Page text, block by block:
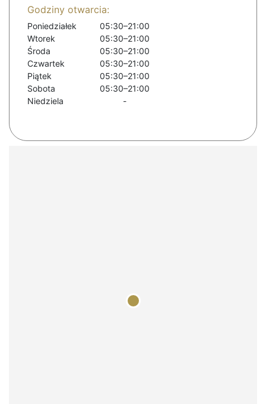
Godziny otwarcia:
Poniedziałek
05:30–21:00
Wtorek
05:30–21:00
Środa
05:30–21:00
Czwartek
05:30–21:00
Piątek
05:30–21:00
Sobota
05:30–21:00
Niedziela
-